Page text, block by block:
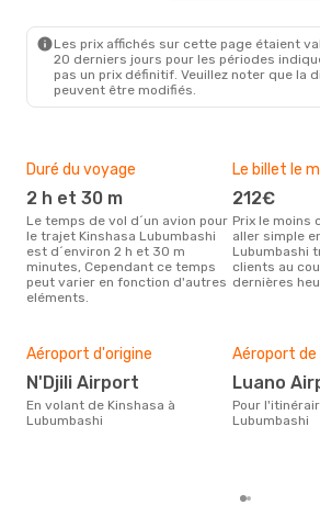
Les prix affichés sur cette page étaient
20 derniers jours pour les périodes
pas un prix définitif. Veuillez noter que la
peuvent être modifiés.
Duré du voyage
2 h et 30 m
Le temps de vol d´un avion pour
le trajet Kinshasa Lubumbashi
est d´environ 2 h et 30 m
minutes, Cependant ce temps
peut varier en fonction d'autres
eléments.
Le billet le
212€
Prix le moins cher pour un vol
aller simple
Lubumbashi
clients au
dernières
Aéroport d'origine
N'Djili Airport
En volant de Kinshasa à
Lubumbashi
Aéroport
Luano
Pour l'itinéraire de Kinshasa à
Lubumbashi